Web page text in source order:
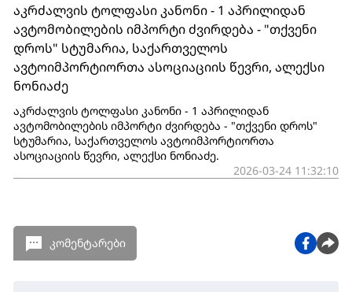
აკრძალვის ტოლფასი კანონი - 1 აპრილიდან
ავტომობილების იმპორტი ძვირდება - "თქვენი
დროს" სტუმარია, საქართველოს
ავტოიმპორტიორთა ასოციაციის წევრი, ალექსი
ნონიაძე
აკრძალვის ტოლფასი კანონი - 1 აპრილიდან
ავტომობილების იმპორტი ძვირდება - "თქვენი დროს"
სტუმარია, საქართველოს ავტოიმპორტიორთა
ასოციაციის წევრი, ალექსი ნონიაძე.
2026-03-24 11:32:10
კომენტარები